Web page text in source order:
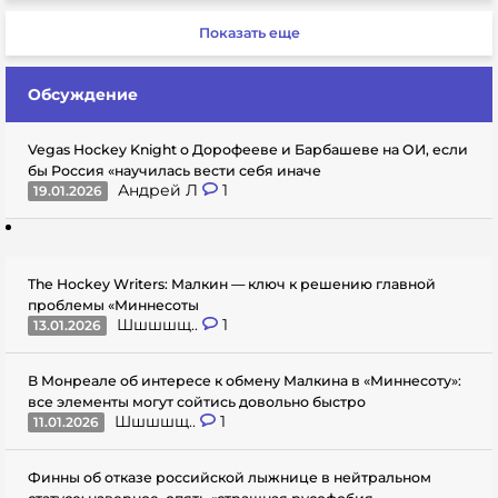
Показать еще
Обсуждение
Vegas Hockey Knight о Дорофееве и Барбашеве на ОИ, если
бы Россия «научилась вести себя иначе
19.01.2026
Андрей Л 1
The Hockey Writers: Малкин — ключ к решению главной
проблемы «Миннесоты
13.01.2026
Шшшшщ.. 1
В Монреале об интересе к обмену Малкина в «Миннесоту»:
все элементы могут сойтись довольно быстро
11.01.2026
Шшшшщ.. 1
Финны об отказе российской лыжнице в нейтральном